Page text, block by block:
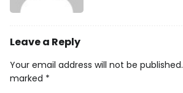
Leave a Reply
Your email address will not be published.
marked *